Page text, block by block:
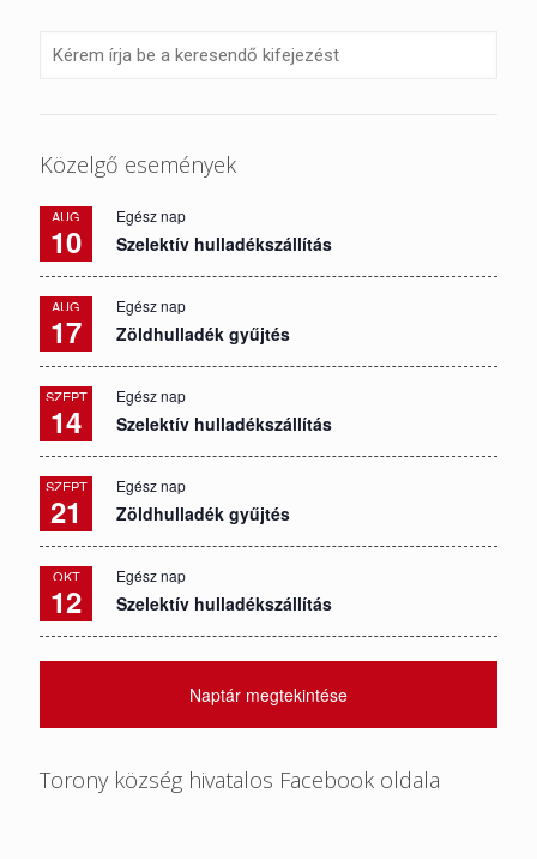
Közelgő események
AUG
10
Egész nap
Szelektív hulladékszállítás
AUG
17
Egész nap
Zöldhulladék gyűjtés
SZEPT
14
Egész nap
Szelektív hulladékszállítás
SZEPT
21
Egész nap
Zöldhulladék gyűjtés
OKT
12
Egész nap
Szelektív hulladékszállítás
Naptár megtekintése
Torony község hivatalos Facebook oldala